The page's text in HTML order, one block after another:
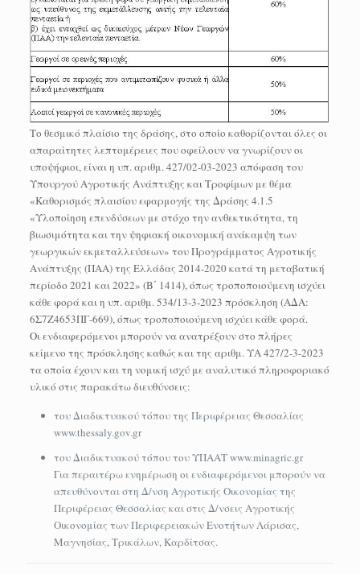
Το θεσμικό πλαίσιο της δράσης, στο οποίο καθορίζονται όλες οι
απαραίτητες λεπτομέρειες που οφείλουν να γνωρίζουν οι
υποψήφιοι, είναι η υπ. αριθμ. 427/02-03-2023 απόφαση του
Υπουργού Αγροτικής Ανάπτυξης και Τροφίμων με θέμα
«Καθορισμός πλαισίου εφαρμογής της Δράσης 4.1.5
«Υλοποίηση επενδύσεων με στόχο την ανθεκτικότητα, τη
βιωσιμότητα και την ψηφιακή οικονομική ανάκαμψη των
γεωργικών εκμεταλλεύσεων» του Προγράμματος Αγροτικής
Ανάπτυξης (ΠΑΑ) της Ελλάδας 2014-2020 κατά τη μεταβατική
περίοδο 2021 και 2022» (Β΄ 1414), όπως τροποποιούμενη ισχύει
κάθε φορά και η υπ. αριθμ. 534/13-3-2023 πρόσκληση (ΑΔΑ:
6Σ7Ζ4653ΠΓ-669), όπως τροποποιούμενη ισχύει κάθε φορά.
Οι ενδιαφερόμενοι μπορούν να ανατρέξουν στο πλήρες
κείμενο της πρόσκλησης καθώς και της αριθμ. ΥΑ 427/2-3-2023
τα οποία έχουν και τη νομική ισχύ με αναλυτικό πληροφοριακό
υλικό στις παρακάτω διευθύνσεις:
του Διαδικτυακού τόπου της Περιφέρειας Θεσσαλίας
www.thessaly.gov.gr
του Διαδικτυακού τόπου του ΥΠΑΑΤ www.minagric.gr
Για περαιτέρω ενημέρωση οι ενδιαφερόμενοι μπορούν να
απευθύνονται στη Δ/νση Αγροτικής Οικονομίας της
Περιφέρειας Θεσσαλίας και στις Δ/νσεις Αγροτικής
Οικονομίας των Περιφερειακών Ενοτήτων Λάρισας,
Μαγνησίας, Τρικάλων, Καρδίτσας.